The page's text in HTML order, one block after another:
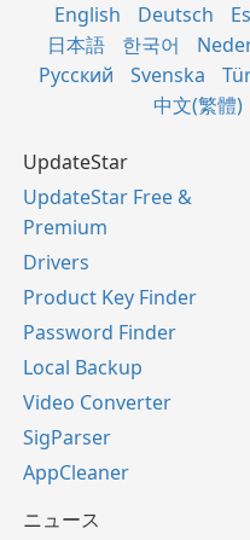
English Deutsch
日本語
한국어
Русский
Svenska
中文(繁體)
UpdateStar
UpdateStar Free &
Premium
Drivers
Product Key Finder
Password Finder
Local Backup
Video Converter
SigParser
AppCleaner
ニュース